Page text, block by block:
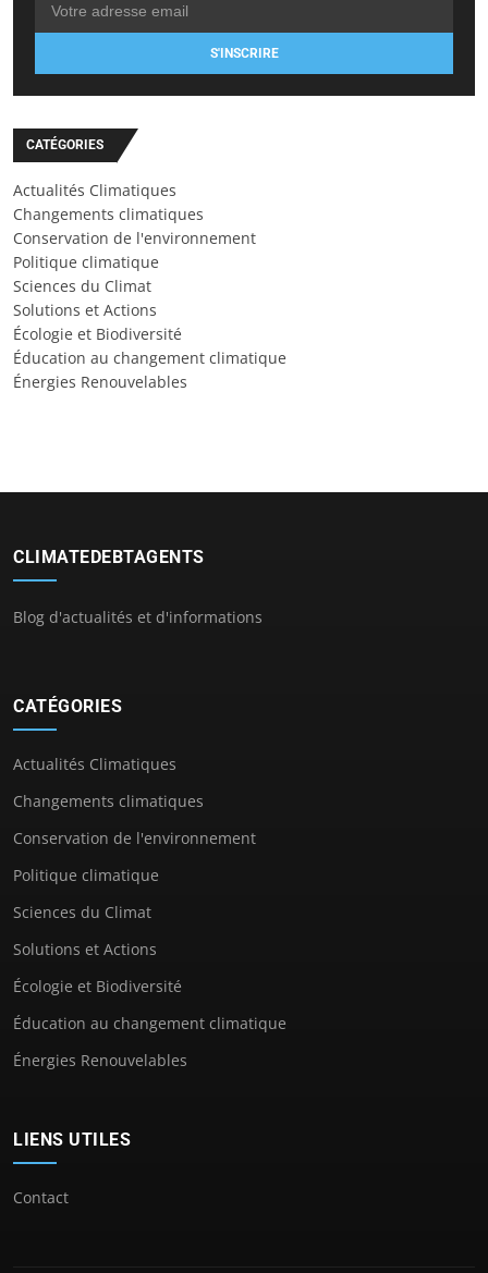
S'INSCRIRE
CATÉGORIES
Actualités Climatiques
Changements climatiques
Conservation de l'environnement
Politique climatique
Sciences du Climat
Solutions et Actions
Écologie et Biodiversité
Éducation au changement climatique
Énergies Renouvelables
CLIMATEDEBTAGENTS
Blog d'actualités et d'informations
CATÉGORIES
Actualités Climatiques
Changements climatiques
Conservation de l'environnement
Politique climatique
Sciences du Climat
Solutions et Actions
Écologie et Biodiversité
Éducation au changement climatique
Énergies Renouvelables
LIENS UTILES
Contact